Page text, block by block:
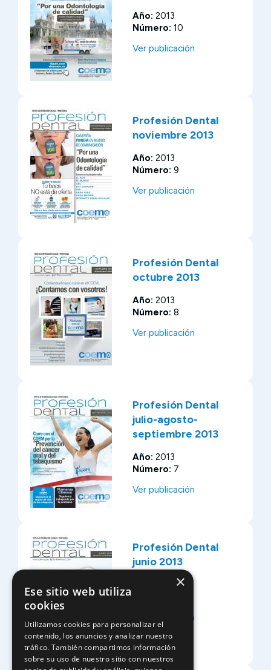
Año: 2013
Número: 10
Ver publicación
Profesión Dental
noviembre 2013
Año: 2013
Número: 9
Ver publicación
Profesión Dental
octubre 2013
Año: 2013
Número: 8
Ver publicación
Profesión Dental
julio-agosto-
septiembre 2013
Año: 2013
Número: 7
Ver publicación
Profesión Dental
junio 2013
Ver publicación
×
Ese sitio web utiliza
cookies
Utilizamos cookies para personalizar el
contenido, los anuncios y analizar nuestro
tráfico. También compartimos información
sobre su uso de nuestro sitio con nuestros